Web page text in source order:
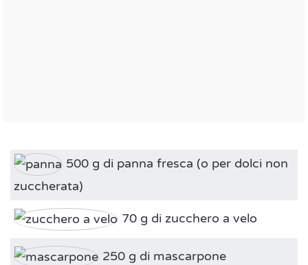
500 g di panna fresca (o per dolci non
zuccherata)
70 g di zucchero a velo
250 g di mascarpone